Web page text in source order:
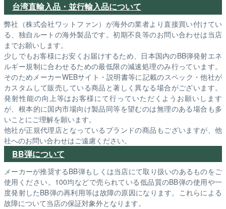
台湾直輸入品・並行輸入品について
弊社（株式会社ワットファン）が海外の業者より直接買い付けてい
る、独自ルートの海外製品です。初期不良等のお問い合わせは当店
までお願いします。
少しでもお客様にお安くお届けするため、日本国内のBB弾発射エネ
ルギー規制に合わせるための最低限の減速処理のみ行っています。
そのためメーカーWEBサイト・説明書等に記載のスペック・他社が
カスタムして販売している商品と著しく異なる場合がございます。
発射性能の向上等はお客様にて行っていただくようお願いします
が、根本的に国内市場向け製品同等を望むのは無理のある場合も多
いことにご理解を願います。
他社が正規代理店となっているブランドの商品もございますが、他
社へのお問い合わせはご遠慮ください。
BB弾について
メーカーが推奨するBB弾もしくは当店にて取り扱いのあるものをご
使用ください。100均などで売られている低品質のBB弾の使用や一
度発射したBB弾の再利用等は故障の原因になります。これらによる
故障について当店の保証対象外となります。